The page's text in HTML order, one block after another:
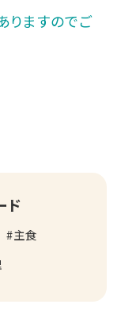
りますのでご
ド
主食